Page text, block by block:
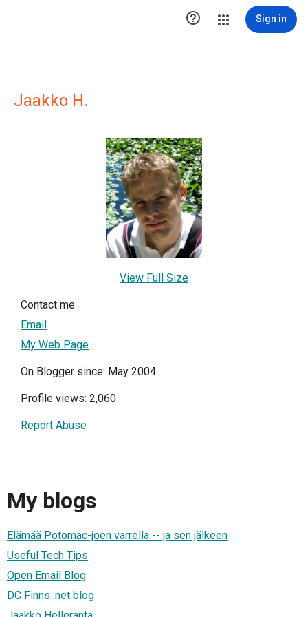
 Sign in
Jaakko H.
View Full Size
Contact me
Email
My Web Page
On Blogger since: May 2004
Profile views: 2,060
Report Abuse
My blogs
Elämää Potomac-joen varrella -- ja sen jälkeen
Useful Tech Tips
Open Email Blog
DC Finns .net blog